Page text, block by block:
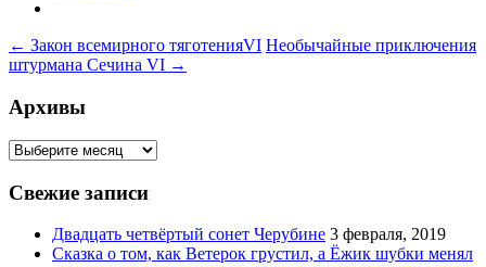
Навигация
по
записям
← Закон всемирного тяготенияVI Необычайные приключения
штурмана Сечина VI →
Архивы
Архивы
Свежие записи
Двадцать четвёртый сонет Черубине 3 февраля, 2019
Сказка о том, как Ветерок грустил, а Ёжик шубки менял